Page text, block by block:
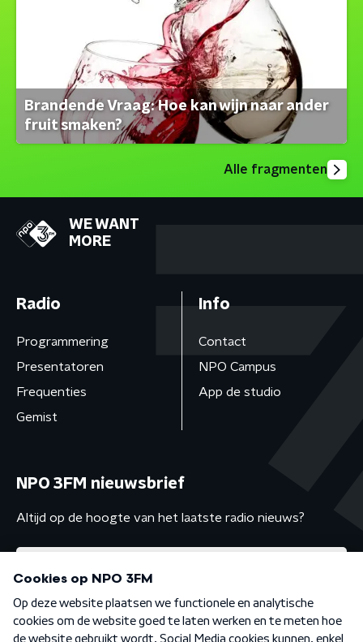
Brandende Vraag: Hoe kan wijn naar ander
fruit smaken?
Alle fragmenten
WE WANT
MORE
Radio
Programmering
Presentatoren
Frequenties
Gemist
Info
Contact
NPO Campus
App de studio
NPO 3FM nieuwsbrief
Altijd op de hoogte van het laatste radio nieuws?